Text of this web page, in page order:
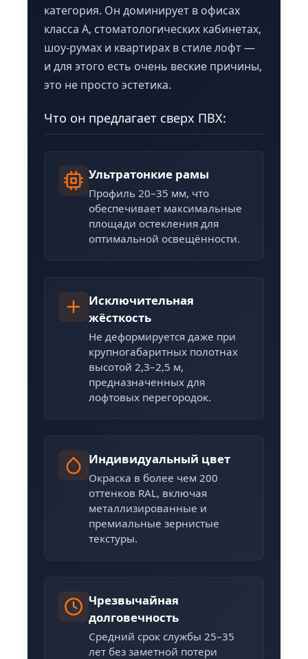
категория. Он доминирует в офисах
класса А, стоматологических кабинетах,
шоу-румах и квартирах в стиле лофт —
и для этого есть очень веские причины,
это не просто эстетика.
Что он предлагает сверх ПВХ:
Ультратонкие рамы
Профиль 20–35 мм, что
обеспечивает максимальные
площади остекления для
оптимальной освещённости.
Исключительная
жёсткость
Не деформируется даже при
крупногабаритных полотнах
высотой 2,3–2,5 м,
предназначенных для
лофтовых перегородок.
Индивидуальный цвет
Окраска в более чем 200
оттенков RAL, включая
металлизированные и
премиальные зернистые
текстуры.
Чрезвычайная
долговечность
Средний срок службы 25–35
лет без заметной потери